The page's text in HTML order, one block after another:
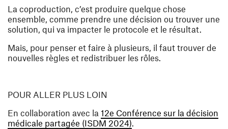
La coproduction, c’est produire quelque chose
ensemble, comme prendre une décision ou trouver une
solution, qui va impacter le protocole et le résultat.
Mais, pour penser et faire à plusieurs, il faut trouver de
nouvelles règles et redistribuer les rôles.
POUR ALLER PLUS LOIN
En collaboration avec la 12e Conférence sur la décision
médicale partagée (ISDM 2024).